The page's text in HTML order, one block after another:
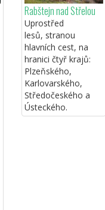
Rabštejn nad Střelou
Uprostřed
lesů, stranou
hlavních cest, na
hranici čtyř krajů:
Plzeňského,
Karlovarského,
Středočeského a
Ústeckého.